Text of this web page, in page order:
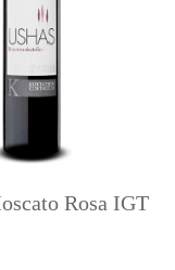
Rosa IGT